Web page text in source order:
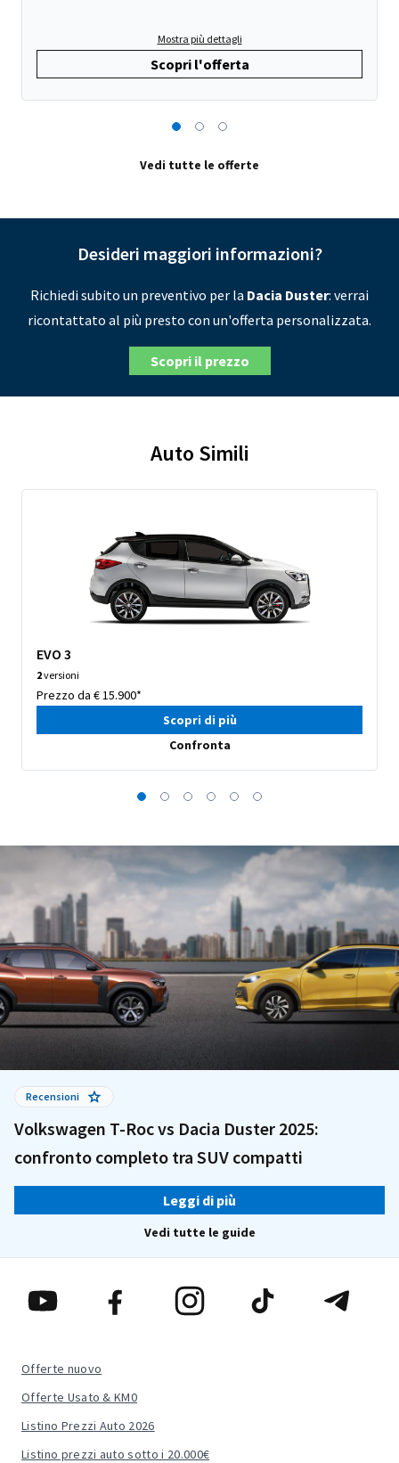
Mostra più dettagli
Scopri l'offerta
Vedi tutte le offerte
Desideri maggiori informazioni?
Richiedi subito un preventivo per la Dacia Duster: verrai
ricontattato al più presto con un'offerta personalizzata.
Scopri il prezzo
Auto Simili
EVO 3
2versioni
Prezzo da € 15.900*
Scopri di più
Confronta
Recensioni
Volkswagen T-Roc vs Dacia Duster 2025:
confronto completo tra SUV compatti
Leggi di più
Vedi tutte le guide
Offerte nuovo
Offerte Usato & KM0
Listino Prezzi Auto 2026
Listino prezzi auto sotto i 20.000€